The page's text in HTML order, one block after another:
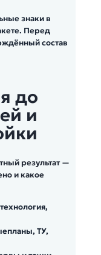
знаки в
Перед
состав
до
и
результат —
и какое
планы, ТУ,